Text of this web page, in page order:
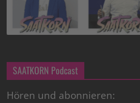
SAATKORN Podcast
Hören und abonnieren: